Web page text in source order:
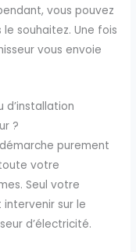
vous pouvez
souhaitez. Une fois
vous envoie
d’installation
?
purement
votre
Seul votre
sur le
d’électricité.